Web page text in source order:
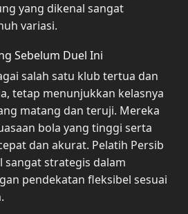
yang dikenal sangat
variasi.
Sebelum Duel Ini
salah satu klub tertua dan
tetap menunjukkan kelasnya
matang dan teruji. Mereka
bola yang tinggi serta
dan akurat. Pelatih Persib
sangat strategis dalam
pendekatan fleksibel sesuai